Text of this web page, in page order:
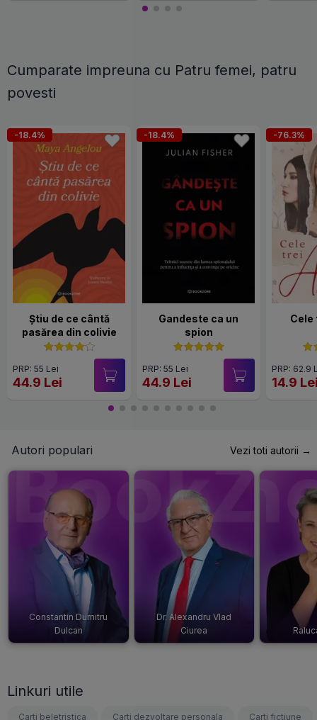
Cumparate impreuna cu Patru femei, patru
povesti
-18.4%
Știu de ce cântă
pasărea din colivie
PRP: 55 Lei
44.9 Lei
-18.4%
Gandeste ca un
spion
PRP: 55 Lei
44.9 Lei
-76.3%
Cele
PRP: 62.9
14.9
Autori populari Vezi toti autorii →
Constantin Dumitru
Dulcan
Dr. Alexandru Vlad
Ciurea
Linkuri utile
Carti beletristica Carti dezvoltare personala Carti fictiune